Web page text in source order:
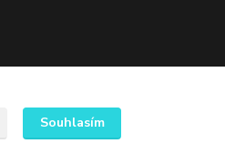
Souhlasím